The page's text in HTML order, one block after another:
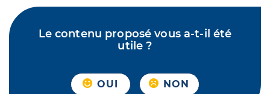
Le contenu proposé vous a-t-il été
utile ?
OUI NON